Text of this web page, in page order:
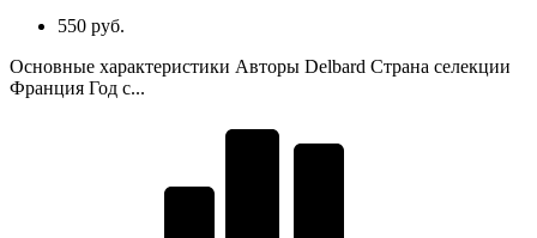
550 руб.
Основные характеристики Авторы Delbard Страна селекции
Франция Год с...